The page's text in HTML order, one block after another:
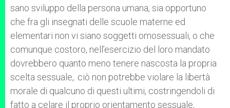
sano sviluppo della persona umana, sia opportuno
che fra gli insegnati delle scuole materne ed
elementari non vi siano soggetti omosessuali, o che
comunque costoro, nell’esercizio del loro mandato
dovrebbero quanto meno tenere nascosta la propria
scelta sessuale,. ciò non potrebbe violare la libertà
morale di qualcuno di questi ultimi, costringendoli di
fatto a celare il proprio orientamento sessuale,